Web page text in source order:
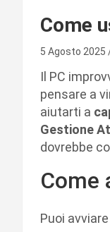
Come
5 Agosto 2025
Il PC
pensare a
aiutarti a
Gestione
dovrebbe
Come
Puoi avviare